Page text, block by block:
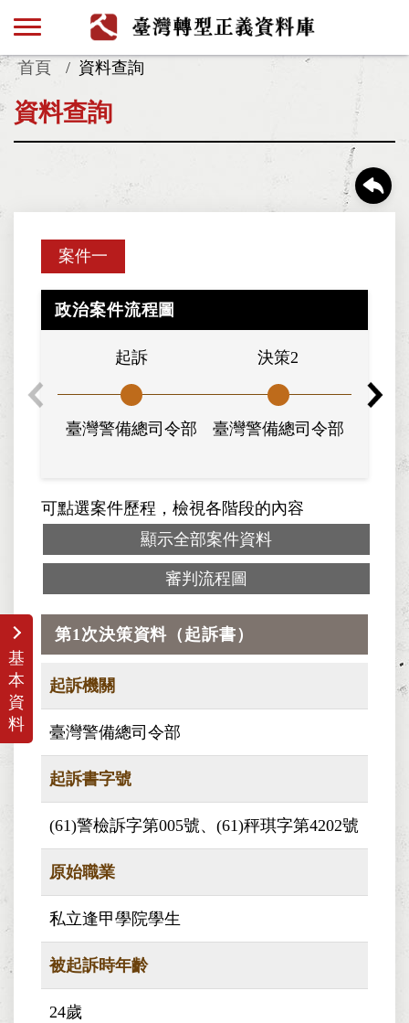
首頁 資料查詢
資料查詢
案件一
政治案件流程圖
起訴
臺灣警備總司令部
決策2
臺灣警備總司令部
可點選案件歷程，檢視各階段的內容
顯示全部案件資料
審判流程圖
基
本
資
料
第1次決策資料（起訴書）
起訴機關
臺灣警備總司令部
起訴書字號
(61)警檢訴字第005號、(61)秤琪字第4202號
原始職業
私立逢甲學院學生
被起訴時年齡
24歲